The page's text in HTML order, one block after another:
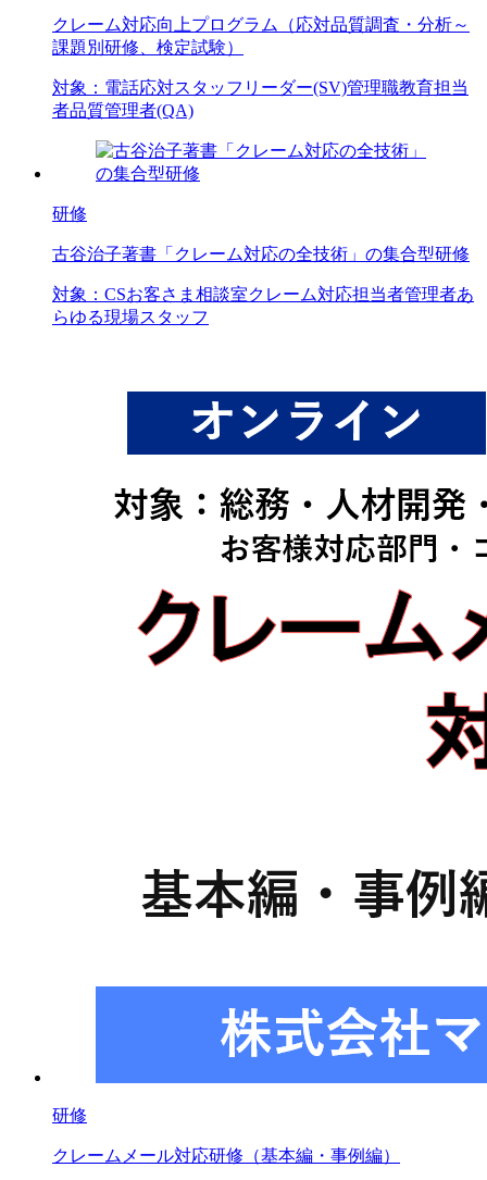
クレーム対応向上プログラム（応対品質調査・分析～
課題別研修、検定試験）
対象： 電話応対スタッフ リーダー(SV)管理職教育担当
者品質管理者(QA)
研修
古谷治子著書「クレーム対応の全技術」の集合型研修
対象： CSお客さま相談室クレーム対応担当者管理者あ
らゆる現場スタッフ
研修
クレームメール対応研修（基本編・事例編）